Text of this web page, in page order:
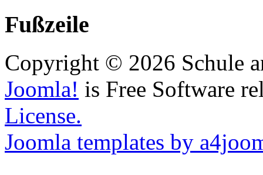
Fußzeile
Copyright © 2026 Schule
Joomla! is Free Software
License.
Joomla templates by